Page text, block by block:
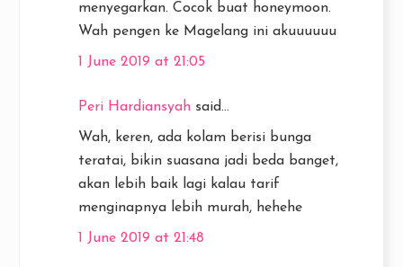
menyegarkan. Cocok buat honeymoon.
Wah pengen ke Magelang ini akuuuuuu
1 June 2019 at 21:05
Peri Hardiansyah said...
Wah, keren, ada kolam berisi bunga
teratai, bikin suasana jadi beda banget,
akan lebih baik lagi kalau tarif
menginapnya lebih murah, hehehe
1 June 2019 at 21:48